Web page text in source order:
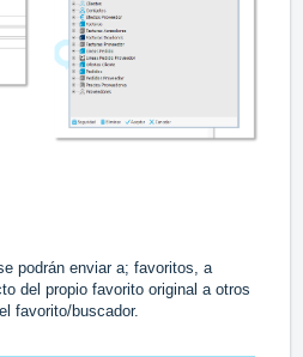
podrán enviar a; favoritos, a
del propio favorito original a otros
favorito/buscador.